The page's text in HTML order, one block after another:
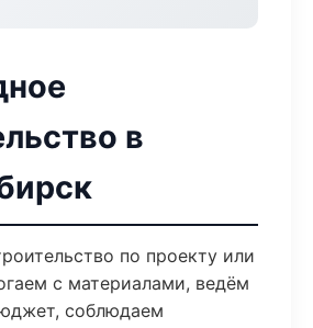
в
по проекту или
с материалами, ведём
соблюдаем